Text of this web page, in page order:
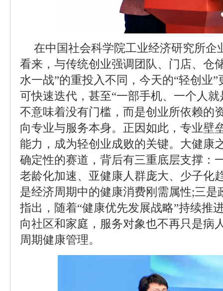
在中国社会科学院工业经济研究所企
看来，与传统创业强调团队、门店、仓
水一战”的重投入不同，今天的“轻创业
可快速迭代，甚至“一部手机、一个人就
不意味着没有门槛，而是创业所依赖的
向专业与服务本身。正因如此，专业壁
能力，成为轻创业成败的关键。大健康
确定性的赛道，背后有三重底层支撑：
老龄化加速、亚健康人群庞大、少子化
是经济周期中的健康消费刚需属性;三是
指出，随着“健康优先发展战略”持续推
向社区和家庭，服务对象也不再只是病
周期健康管理。